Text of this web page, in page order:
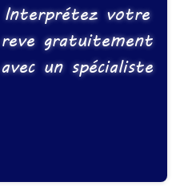
Interprétez votre
reve gratuitement
avec un spécialiste